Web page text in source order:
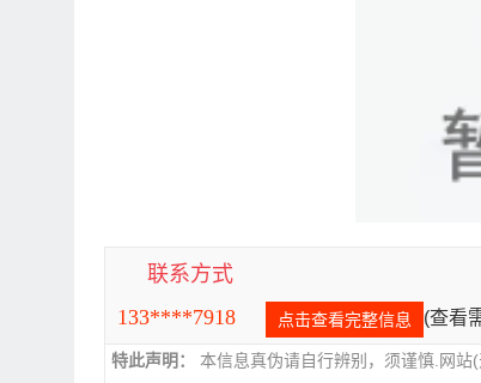
联系方式
133****7918
点击查看完整信息 (查看
特此声明：
本信息真伪请自行辨别，须谨慎.网